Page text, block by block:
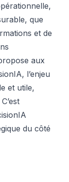
que
et de
aux
l’enjeu
et utile,
du côté